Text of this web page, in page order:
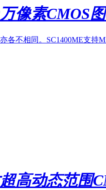
像素CMOS
各不相同。SC1400ME支
高动态范围